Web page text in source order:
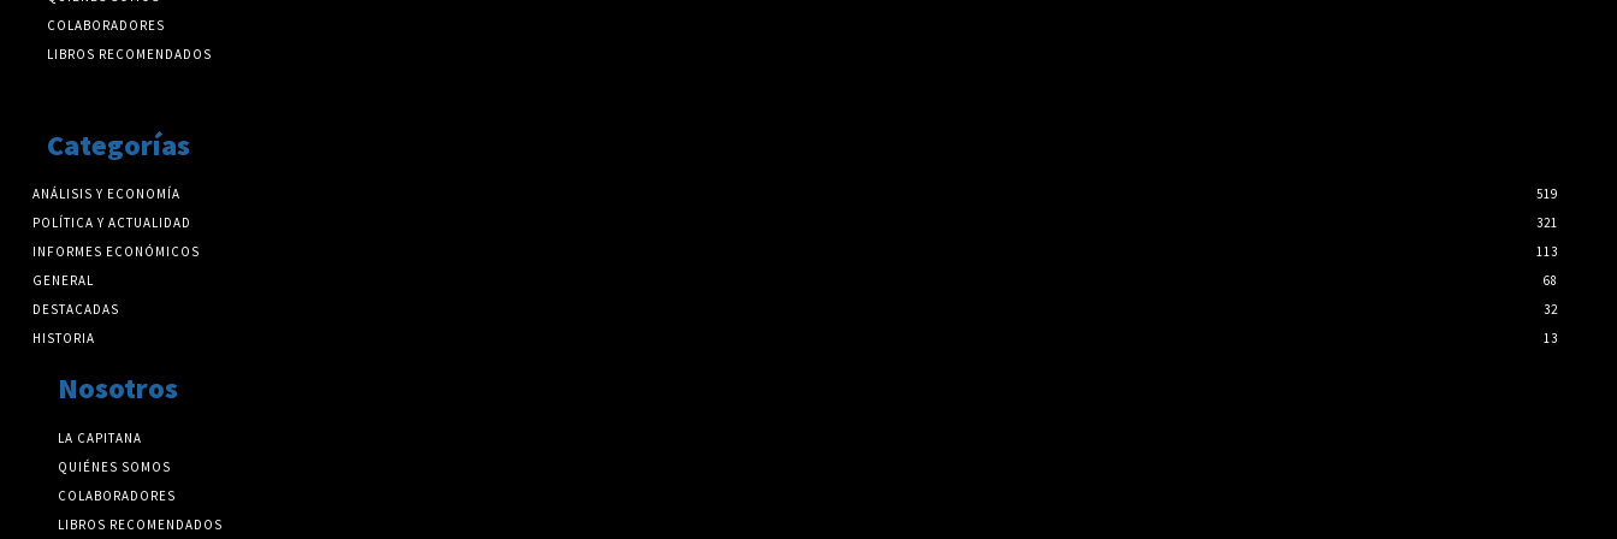
COLABORADORES
LIBROS RECOMENDADOS
Categorías
ANÁLISIS Y ECONOMÍA
519
POLÍTICA Y ACTUALIDAD
321
INFORMES ECONÓMICOS
113
GENERAL
68
DESTACADAS
32
HISTORIA
13
Nosotros
LA CAPITANA
QUIÉNES SOMOS
COLABORADORES
LIBROS RECOMENDADOS